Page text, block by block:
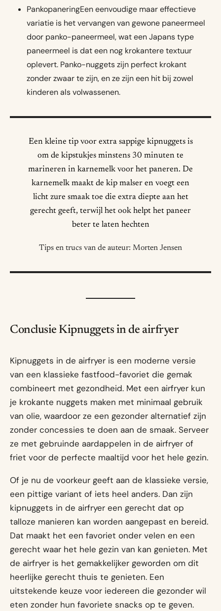
PankopaneringEen eenvoudige maar effectieve
variatie is het vervangen van gewone paneermeel
door panko-paneermeel, wat een Japans type
paneermeel is dat een nog krokantere textuur
oplevert. Panko-nuggets zijn perfect krokant
zonder zwaar te zijn, en ze zijn een hit bij zowel
kinderen als volwassenen.
Een kleine tip voor extra sappige kipnuggets is
om de kipstukjes minstens 30 minuten te
marineren in karnemelk voor het paneren. De
karnemelk maakt de kip malser en voegt een
licht zure smaak toe die extra diepte aan het
gerecht geeft, terwijl het ook helpt het paneer
beter te laten hechten
Tips en trucs van de auteur: Morten Jensen
Conclusie Kipnuggets in de airfryer
Kipnuggets in de airfryer is een moderne versie
van een klassieke fastfood-favoriet die gemak
combineert met gezondheid. Met een airfryer kun
je krokante nuggets maken met minimaal gebruik
van olie, waardoor ze een gezonder alternatief zijn
zonder concessies te doen aan de smaak. Serveer
ze met gebruinde aardappelen in de airfryer of
friet voor de perfecte maaltijd voor het hele gezin.
Of je nu de voorkeur geeft aan de klassieke versie,
een pittige variant of iets heel anders. Dan zijn
kipnuggets in de airfryer een gerecht dat op
talloze manieren kan worden aangepast en bereid.
Dat maakt het een favoriet onder velen en een
gerecht waar het hele gezin van kan genieten. Met
de airfryer is het gemakkelijker geworden om dit
heerlijke gerecht thuis te genieten. Een
uitstekende keuze voor iedereen die gezonder wil
eten zonder hun favoriete snacks op te geven.